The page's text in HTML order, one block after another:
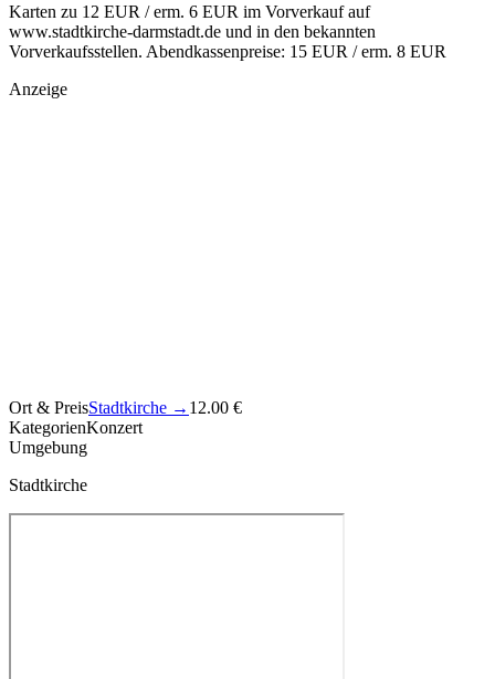
Karten zu 12 EUR / erm. 6 EUR im Vorverkauf auf
www.stadtkirche-darmstadt.de und in den bekannten
Vorverkaufsstellen. Abendkassenpreise: 15 EUR / erm. 8 EUR
Anzeige
Ort & PreisStadtkirche → 12.00 €
KategorienKonzert
Umgebung
Stadtkirche